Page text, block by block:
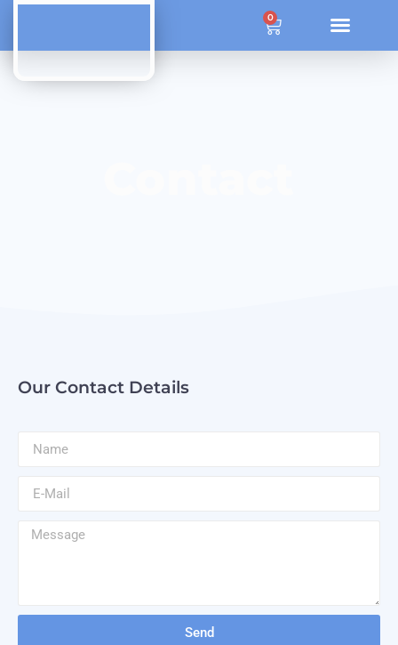
0
Our Contact Details
Send